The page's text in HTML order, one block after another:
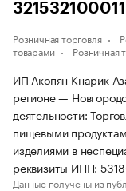
Розничная торговля
товарами
Розничная
ИП Акопян Кнарик
регионе —
деятельности:
пищевыми
изделиями в
реквизиты ИНН:
Данные получены из